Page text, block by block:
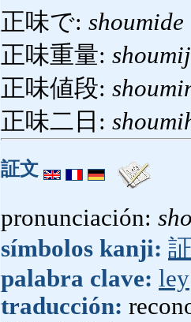
正味で: shoumide
正味重量:
正味値段:
正味二日:
証文
pronunciación:
símbolos kanji:
palabra clave: ley
traducción: